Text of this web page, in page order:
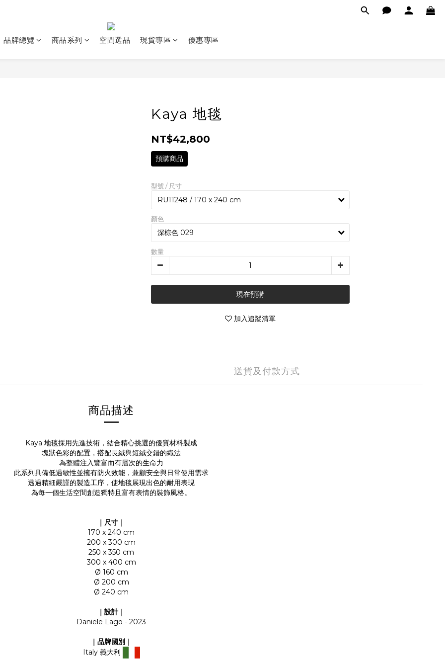
品牌總覽 商品系列 空間選品 現貨專區 優惠專區
Kaya 地毯
NT$42,800
預購商品
型號 / 尺寸
顏色
數量
現在預購
加入追蹤清單
送貨及付款方式
商品描述
Kaya 地毯採用先進技術，結合精心挑選的優質材料製成
塊狀色彩的配置，搭配長絨與短絨交錯的織法
為整體注入豐富而有層次的生命力
此系列具備低過敏性並擁有防火效能，兼顧安全與日常使用需求
透過精細嚴謹的製造工序，使地毯展現出色的耐用表現
為每一個生活空間創造獨特且富有表情的裝飾風格。
｜尺寸｜
170 x 240 cm
200 x 300 cm
250 x 350 cm
300 x 400 cm
Ø 160 cm
Ø 200 cm
Ø 240 cm
｜設計｜
Daniele Lago - 2023
｜品牌國別｜
Italy 義大利